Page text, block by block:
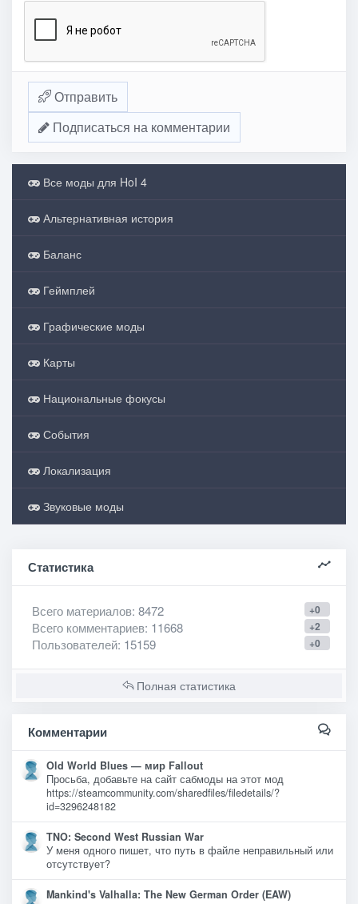
Отправить
Подписаться на комментарии
Все моды для HoI 4
Альтернативная история
Баланс
Геймплей
Графические моды
Карты
Национальные фокусы
События
Локализация
Звуковые моды
Статистика
+0
Всего материалов: 8472
+2
Всего комментариев: 11668
+0
Пользователей: 15159
Полная статистика
Комментарии
Old World Blues — мир Fallout
Просьба, добавьте на сайт сабмоды на этот мод
https://steamcommunity.com/sharedfiles/filedetails/?
id=3296248182
TNO: Second West Russian War
У меня одного пишет, что путь в файле неправильный или
отсутствует?
Mankind's Valhalla: The New German Order (EAW)